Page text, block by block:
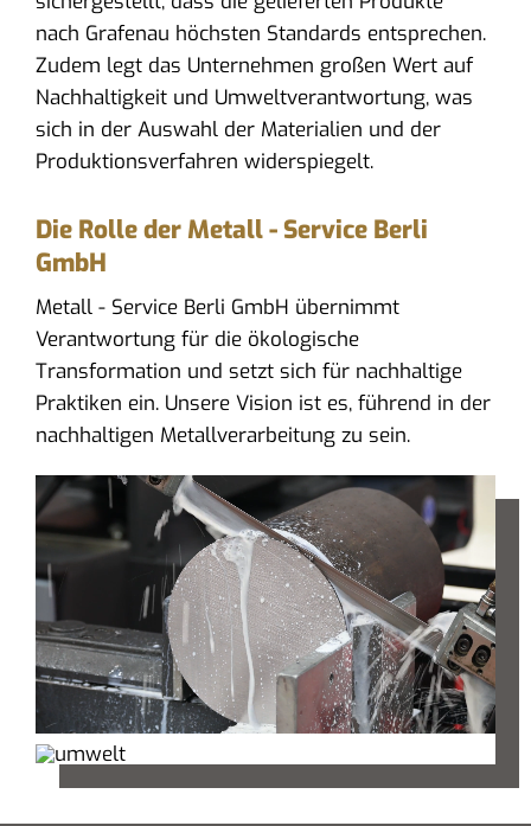
nach Grafenau höchsten Standards entsprechen.
Zudem legt das Unternehmen großen Wert auf
Nachhaltigkeit und Umweltverantwortung, was
sich in der Auswahl der Materialien und der
Produktionsverfahren widerspiegelt.
Die Rolle der Metall - Service Berli
GmbH
Metall - Service Berli GmbH übernimmt
Verantwortung für die ökologische
Transformation und setzt sich für nachhaltige
Praktiken ein. Unsere Vision ist es, führend in der
nachhaltigen Metallverarbeitung zu sein.